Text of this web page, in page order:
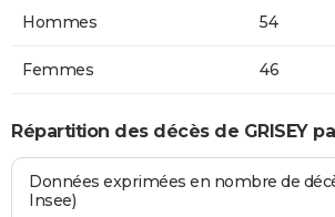
Hommes 54
Femmes 46
Répartition des décès de GRISEY
Données exprimées en nombre de
Insee)